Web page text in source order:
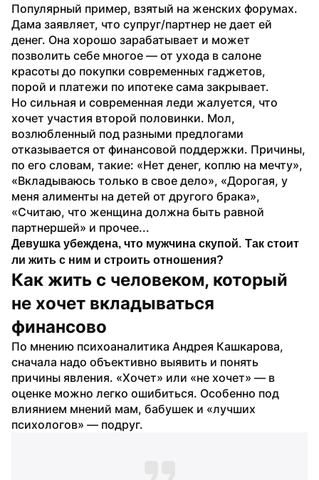
Популярный пример, взятый на женских форумах.
Дама заявляет, что супруг/партнер не дает ей
денег. Она хорошо зарабатывает и может
позволить себе многое — от ухода в салоне
красоты до покупки современных гаджетов,
порой и платежи по ипотеке сама закрывает.
Но сильная и современная леди жалуется, что
хочет участия второй половинки. Мол,
возлюбленный под разными предлогами
отказывается от финансовой поддержки. Причины,
по его словам, такие: «Нет денег, коплю на мечту»,
«Вкладываюсь только в свое дело», «Дорогая, у
меня алименты на детей от другого брака»,
«Считаю, что женщина должна быть равной
партнершей» и прочее...
Девушка убеждена, что мужчина скупой. Так стоит
ли жить с ним и строить отношения?
Как жить с человеком, который
не хочет вкладываться
финансово
По мнению психоаналитика Андрея Кашкарова,
сначала надо объективно выявить и понять
причины явления. «Хочет» или «не хочет» — в
оценке можно легко ошибиться. Особенно под
влиянием мнений мам, бабушек и «лучших
психологов» — подруг.